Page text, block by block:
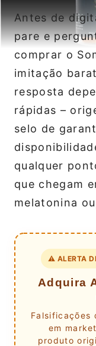
Antes de
pare e
comprar o
imitação
resposta
rápidas –
selo de
qualquer
que chegam
melatonina
⚠️ ALERTA
Adquira
Falsificações
em
produto